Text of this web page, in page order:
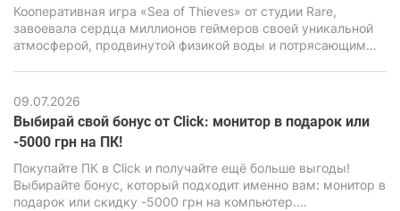
Кооперативная игра «Sea of Thieves» от студии Rare,
завоевала сердца миллионов геймеров своей уникальной
атмосферой, продвинутой физикой воды и потрясающим
способный нагрузить даже современные ПК, особенно
бюджетного класса.
09.07.2026
Выбирай свой бонус от Click: монитор в подарок или
-5000 грн на ПК!
Покупайте ПК в Click и получайте ещё больше выгоды!
Выбирайте бонус, который подходит именно вам: монитор в
подарок или скидку -5000 грн на компьютер.